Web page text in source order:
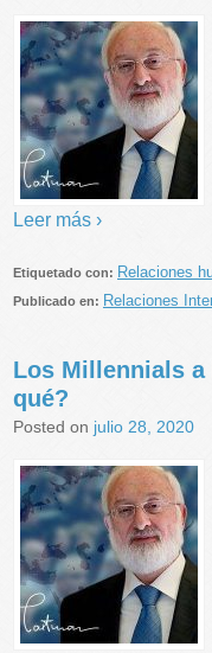
Leer más ›
Etiquetado con: Relaciones
Publicado en: Relaciones
Los Millennials a
qué?
Posted on julio 28, 2020